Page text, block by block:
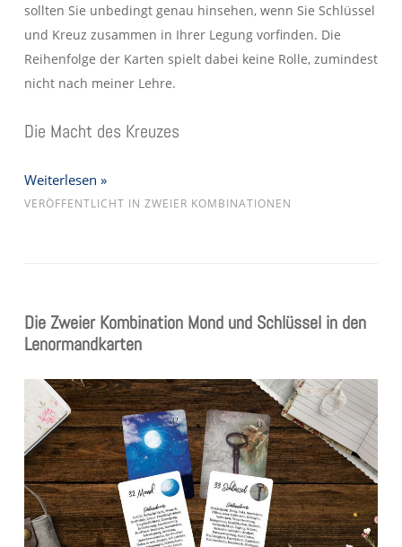
sollten Sie unbedingt genau hinsehen, wenn Sie Schlüssel
und Kreuz zusammen in Ihrer Legung vorfinden. Die
Reihenfolge der Karten spielt dabei keine Rolle, zumindest
nicht nach meiner Lehre.
Die Macht des Kreuzes
Weiterlesen »
VERÖFFENTLICHT IN ZWEIER KOMBINATIONEN
Die Zweier Kombination Mond und Schlüssel in den
Lenormandkarten